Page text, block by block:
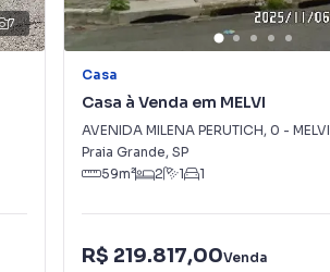
7
Casa
Casa à Venda em MELVI
AVENIDA MILENA PERUTICH, 0 - MELVI
Praia Grande, SP
59m² 2 1 1
R$ 219.817,00Venda